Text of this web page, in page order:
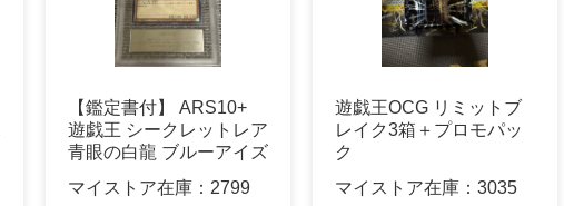
【鑑定書付】 ARS10+
遊戯王 シークレットレア
青眼の白龍 ブルーアイズ
マイストア在庫： 2799
遊戯王OCG リミットブ
レイク3箱＋プロモパッ
ク
マイストア在庫： 3035